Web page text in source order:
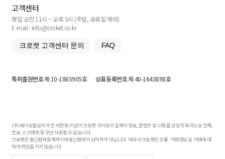
고객센터
평일 오전 11시 ~ 오후 5시 (주말, 공휴일 제외)
E-mail : info@croket.co.kr
크로켓 고객센터 문의 FAQ
특허출원번호제 10-1865905호 상표등록번호제 40-1643898호
(주)와이오엘오의 사전 서면 동의 없이 크로켓 사이트의 일체의 정보, 콘텐츠 및 UI등을 상업적 목적으로 전재,
전송, 스크래핑 등 무단 사용할 수 없습니다.
크로켓은 통신판매중개자이며 통신판매의 당사자가 아닙니다. 따라서 크로켓은 상품·거래정보 및 거래에 대
하여 책임을 지지 않습니다.